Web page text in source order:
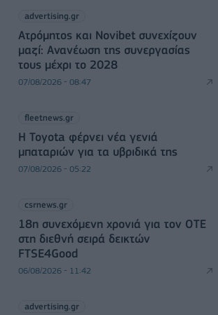
advertising.gr
Ατρόμητος και Novibet συνεχίζουν
μαζί: Ανανέωση της συνεργασίας
τους μέχρι το 2028
07/08/2026 - 08:47
fleetnews.gr
Η Toyota φέρνει νέα γενιά
μπαταριών για τα υβριδικά της
07/08/2026 - 05:22
csrnews.gr
18η συνεχόμενη χρονιά για τον ΟΤΕ
στη διεθνή σειρά δεικτών
FTSE4Good
06/08/2026 - 11:42
advertising.gr